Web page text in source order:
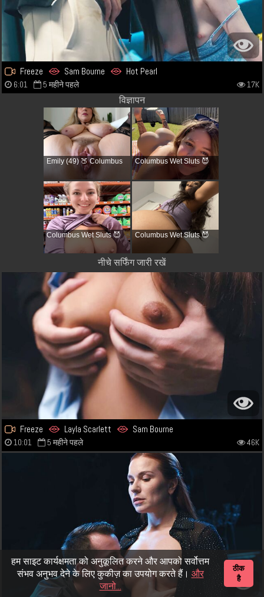
हम साइट कार्यक्षमता को अनुकूलित करने और आपको सर्वोत्तम
संभव अनुभव देने के लिए कुकीज़ का उपयोग करते हैं। और
जानो...
ठीक
है
Freeze Sam Bourne Hot Pearl
6:01 5 महीने पहले 17K
विज्ञापन
Emily (49) 🍑 Columbus Columbus Wet Sluts 😈
Columbus Wet Sluts 😈 Columbus Wet Sluts 😈
नीचे सर्फिंग जारी रखें
Freeze Layla Scarlett Sam Bourne
10:01 5 महीने पहले 46K